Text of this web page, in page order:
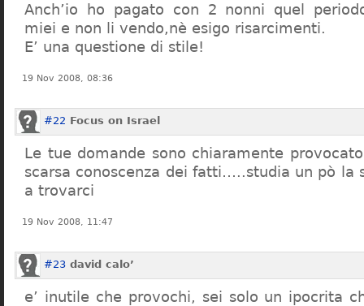
Anch’io ho pagato con 2 nonni quel
miei e non li vendo,nè esigo risarcimenti.
E’ una questione di stile!
19 Nov 2008, 08:36
#22 Focus on Israel
Le tue domande sono chiaramente
scarsa conoscenza dei fatti…..studia un pò la
a trovarci
19 Nov 2008, 11:47
#23 david calo’
e’ inutile che provochi, sei solo un ipocrita